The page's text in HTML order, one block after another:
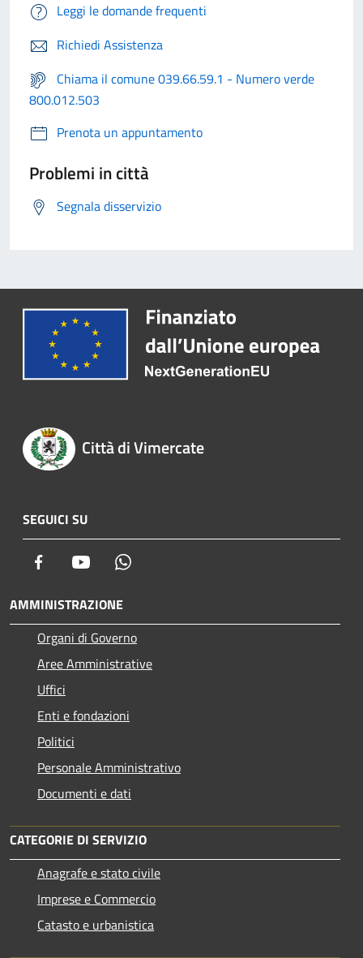
Leggi le domande frequenti
Richiedi Assistenza
Chiama il comune 039.66.59.1 - Numero verde
800.012.503
Prenota un appuntamento
Problemi in città
Segnala disservizio
Città di Vimercate
SEGUICI SU
Facebook Youtube
AMMINISTRAZIONE
Organi di Governo
Aree Amministrative
Uffici
Enti e fondazioni
Politici
Personale Amministrativo
Documenti e dati
CATEGORIE DI SERVIZIO
Anagrafe e stato civile
Imprese e Commercio
Catasto e urbanistica